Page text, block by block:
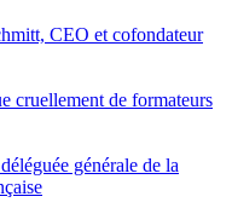
CEO et cofondateur
cruellement de formateurs
générale de la